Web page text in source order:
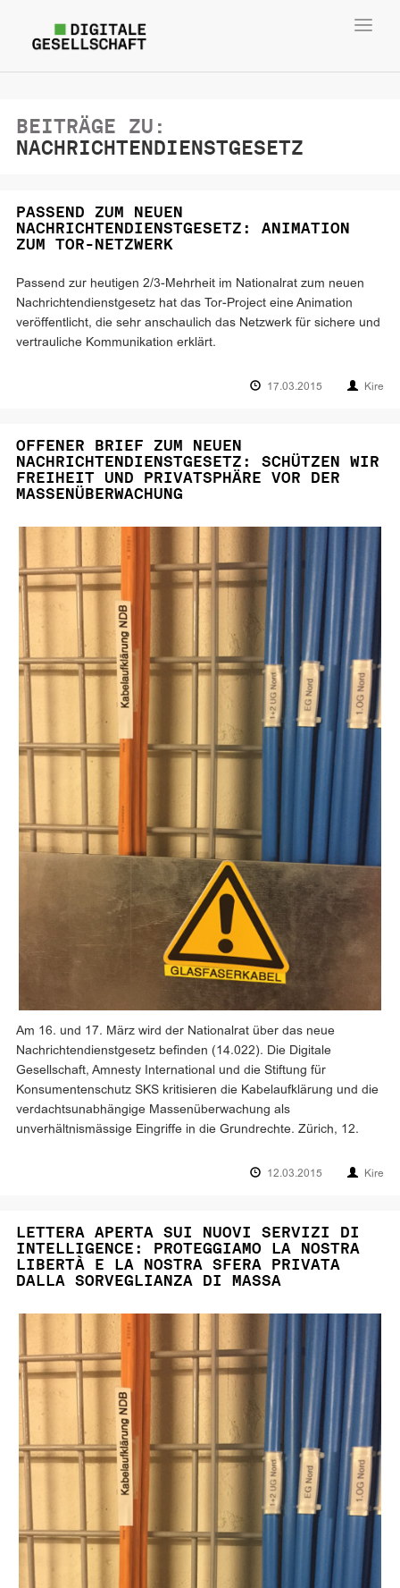
BEITRÄGE ZU:
NACHRICHTENDIENSTGESETZ
PASSEND ZUM NEUEN
NACHRICHTENDIENSTGESETZ: ANIMATION
ZUM TOR-NETZWERK
Passend zur heutigen 2/3-Mehrheit im Nationalrat zum neuen
Nachrichtendienstgesetz hat das Tor-Project eine Animation
veröffentlicht, die sehr anschaulich das Netzwerk für sichere und
vertrauliche Kommunikation erklärt.
17.03.2015 Kire
OFFENER BRIEF ZUM NEUEN
NACHRICHTENDIENSTGESETZ: SCHÜTZEN WIR
FREIHEIT UND PRIVATSPHÄRE VOR DER
MASSENÜBERWACHUNG
Am 16. und 17. März wird der Nationalrat über das neue
Nachrichtendienstgesetz befinden (14.022). Die Digitale
Gesellschaft, Amnesty International und die Stiftung für
Konsumentenschutz SKS kritisieren die Kabelaufklärung und die
verdachtsunabhängige Massenüberwachung als
unverhältnismässige Eingriffe in die Grundrechte. Zürich, 12.
12.03.2015 Kire
LETTERA APERTA SUI NUOVI SERVIZI DI
INTELLIGENCE: PROTEGGIAMO LA NOSTRA
LIBERTÀ E LA NOSTRA SFERA PRIVATA
DALLA SORVEGLIANZA DI MASSA